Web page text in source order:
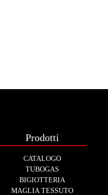
Prodotti
CATALOGO
TUBOGAS
BIGIOTTERIA
MAGLIA TESSUTO